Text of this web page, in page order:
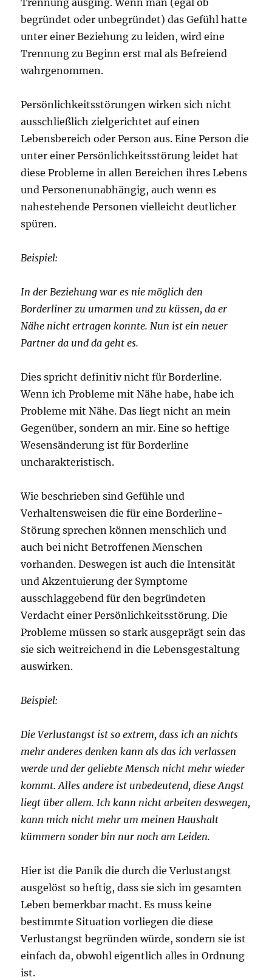
Trennung ausging. Wenn man (egal ob
begründet oder unbegründet) das Gefühl hatte
unter einer Beziehung zu leiden, wird eine
Trennung zu Beginn erst mal als Befreiend
wahrgenommen.
Persönlichkeitsstörungen wirken sich nicht
ausschließlich zielgerichtet auf einen
Lebensbereich oder Person aus. Eine Person die
unter einer Persönlichkeitsstörung leidet hat
diese Probleme in allen Bereichen ihres Lebens
und Personenunabhängig, auch wenn es
nahestehende Personen vielleicht deutlicher
spüren.
Beispiel:
In der Beziehung war es nie möglich den
Borderliner zu umarmen und zu küssen, da er
Nähe nicht ertragen konnte. Nun ist ein neuer
Partner da und da geht es.
Dies spricht definitiv nicht für Borderline.
Wenn ich Probleme mit Nähe habe, habe ich
Probleme mit Nähe. Das liegt nicht an mein
Gegenüber, sondern an mir. Eine so heftige
Wesensänderung ist für Borderline
uncharakteristisch.
Wie beschrieben sind Gefühle und
Verhaltensweisen die für eine Borderline-
Störung sprechen können menschlich und
auch bei nicht Betroffenen Menschen
vorhanden. Deswegen ist auch die Intensität
und Akzentuierung der Symptome
ausschlaggebend für den begründeten
Verdacht einer Persönlichkeitsstörung. Die
Probleme müssen so stark ausgeprägt sein das
sie sich weitreichend in die Lebensgestaltung
auswirken.
Beispiel:
Die Verlustangst ist so extrem, dass ich an nichts
mehr anderes denken kann als das ich verlassen
werde und der geliebte Mensch nicht mehr wieder
kommt. Alles andere ist unbedeutend, diese Angst
liegt über allem. Ich kann nicht arbeiten deswegen,
kann mich nicht mehr um meinen Haushalt
kümmern sonder bin nur noch am Leiden.
Hier ist die Panik die durch die Verlustangst
ausgelöst so heftig, dass sie sich im gesamten
Leben bemerkbar macht. Es muss keine
bestimmte Situation vorliegen die diese
Verlustangst begründen würde, sondern sie ist
einfach da, obwohl eigentlich alles in Ordnung
ist.